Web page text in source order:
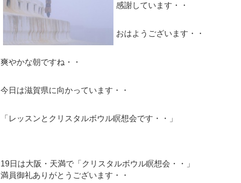
感謝しています・・
おはようございます・・
爽やかな朝ですね・・
今日は滋賀県に向かっています・・
「レッスンとクリスタルボウル瞑想会です・・」
19日は大阪・天満で「クリスタルボウル瞑想会・・」
満員御礼ありがとうございます・・